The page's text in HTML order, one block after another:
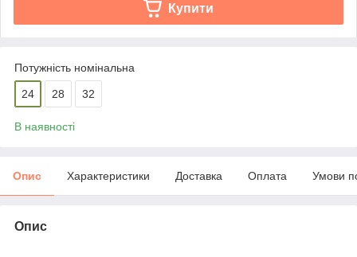
Купити
Потужність номінальна
24 28 32
В наявності
Опис Характеристики Доставка Оплата Умови
Опис